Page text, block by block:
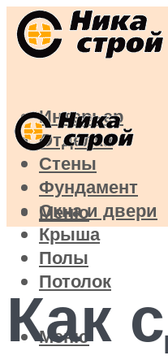
Интерьер
Отделка
Стены
Фундамент
Окна и двери
Крыша
Полы
Потолок
Меню
Меню
Как